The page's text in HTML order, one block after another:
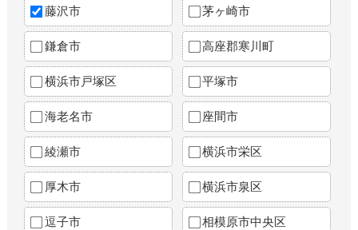
藤沢市 茅ヶ崎市
鎌倉市 高座郡寒川町
横浜市戸塚区 平塚市
海老名市 座間市
綾瀬市 横浜市栄区
厚木市 横浜市泉区
逗子市 相模原市中央区